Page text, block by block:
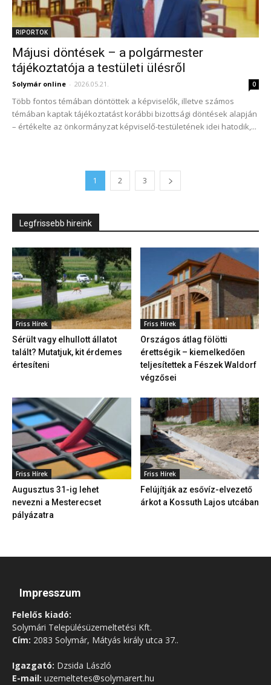
RIPORTOK
Májusi döntések – a polgármester
tájékoztatója a testületi ülésről
Solymár online - 2026.05.21. 0
Több fontos témában döntöttek a képviselők, illetve számos
témában kaptak tájékoztatást korábbi bizottsági döntések alapján
– értékelte az önkormányzat képviselő-testületének idei hatodik,...
1 2 3
Legfrissebb hireink
Friss Hírek
Sérült vagy elhullott állatot
talált? Mutatjuk, kit érdemes
értesíteni
Friss Hírek
Országos átlag fölötti
érettségik – kiemelkedően
teljesítettek a Fészek Waldorf
végzősei
Friss Hírek
Augusztus 31-ig lehet
nevezni a Mesterecset
pályázatra
Friss Hírek
Felújítják az esővíz-elvezető
árkot a Kossuth Lajos utcában
Impresszum
Felelős kiadó:
Solymári Településüzemeltetési Kft.
Cím: 2083 Solymár, Mátyás király utca 37..
Igazgató: Dzsida László
E-mail: uzemeltetes@solymarert.hu